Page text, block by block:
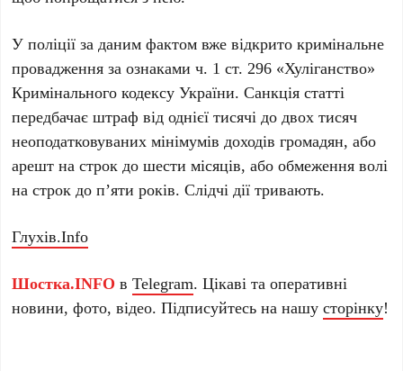
У поліції за даним фактом вже відкрито кримінальне
провадження за ознаками ч. 1 ст. 296 «Хуліганство»
Кримінального кодексу України. Санкція статті
передбачає штраф від однієї тисячі до двох тисяч
неоподатковуваних мінімумів доходів громадян, або
арешт на строк до шести місяців, або обмеження волі
на строк до п’яти років. Слідчі дії тривають.
Глухів.Info
Шостка.INFO вTelegram. Цікаві та оперативні
новини, фото, відео. Підписуйтесь на нашусторінку!